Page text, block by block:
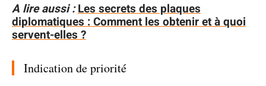
A lire aussi :Les secrets des plaques
diplomatiques : Comment les obtenir et à quoi
servent-elles ?
Indication de priorité